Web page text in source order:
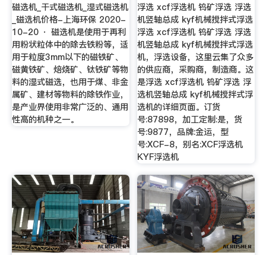
磁选机_干式磁选机_湿式磁选机
_磁选机价格-上海环保 2020-
10-20 · 磁选机是使用于再利
用粉状粒体中的除去铁粉等，适
用于粒度3mm以下的磁铁矿、
磁黄铁矿、焙烧矿、钛铁矿等物
料的湿式磁选，也用于煤、非金
属矿、建材等物料的除铁作业，
是产业界使用非常广泛的、通用
性高的机种之一。
浮选 xcf浮选机 钨矿浮选 浮选
机竖轴总成 kyf机械搅拌式浮选
浮选 xcf浮选机 钨矿浮选 浮选
机竖轴总成 kyf机械搅拌式浮选
机，浮选设备，这里云集了众多
的供应商，采购商，制造商。这
是浮选 xcf浮选机 钨矿浮选 浮
选机竖轴总成 kyf机械搅拌式浮
选机的详细页面。订货
号:87898，加工定制:是，货
号:9877，品牌:金运，型
号:XCF-8，别名:XCF浮选机
KYF浮选机